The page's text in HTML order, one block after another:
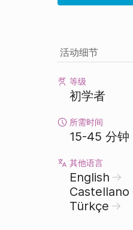
活动细节
等级
初学者
所需时间
15-45 分钟
其他语言
English
Castellano
Türkçe